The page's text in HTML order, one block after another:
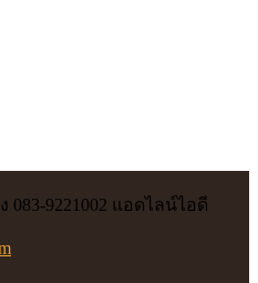
083-9221002 แอดไลน์ไอดี